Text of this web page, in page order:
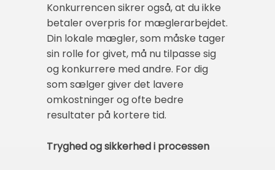
Konkurrencen sikrer også, at du ikke
betaler overpris for mæglerarbejdet.
Din lokale mægler, som måske tager
sin rolle for givet, må nu tilpasse sig
og konkurrere med andre. For dig
som sælger giver det lavere
omkostninger og ofte bedre
resultater på kortere tid.
Tryghed og sikkerhed i processen